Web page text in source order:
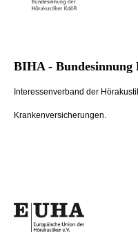
BIHA - Bundesinnung
Interessenverband der
Krankenversicherungen.